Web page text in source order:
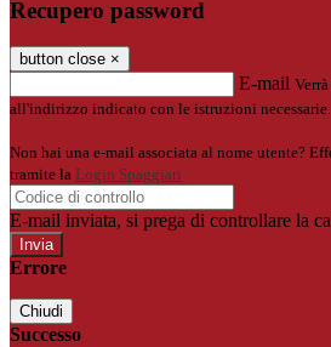
Recupero password
button close ×
E-mail
all'indirizzo indicato con le istruzioni necessarie.
Non hai una e-mail associata al nome utente?
tramite la Login Spaggiari
E-mail inviata, si prega di controllare la
Errore
Chiudi
Successo